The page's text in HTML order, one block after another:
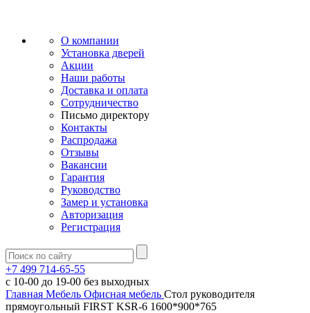
О компании
Установка дверей
Акции
Наши работы
Доставка и оплата
Сотрудничество
Письмо директору
Контакты
Распродажа
Отзывы
Вакансии
Гарантия
Руководство
Замер и установка
Авторизация
Регистрация
+7 499 714-65-55
с 10-00 до 19-00 без выходных
Главная Мебель Офисная мебель Стол руководителя
прямоугольный FIRST KSR-6 1600*900*765